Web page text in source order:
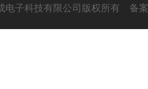
电子科技有限公司版权所有 备